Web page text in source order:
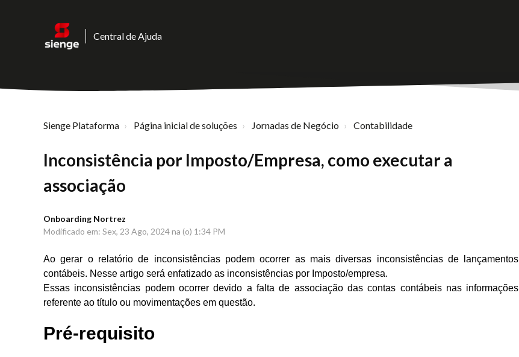
Central de Ajuda
Sienge Plataforma Página inicial de soluções Jornadas de Negócio Contabilidade
Inconsistência por Imposto/Empresa, como executar a
associação
Onboarding Nortrez
Modificado em: Sex, 23 Ago, 2024 na (o) 1:34 PM
Ao gerar o relatório de inconsistências podem ocorrer as mais diversas inconsistências de lançamentos
contábeis. Nesse artigo será enfatizado as inconsistências por Imposto/empresa.
Essas inconsistências podem ocorrer devido a falta de associação das contas contábeis nas informações
referente ao título ou movimentações em questão.
Pré-requisito